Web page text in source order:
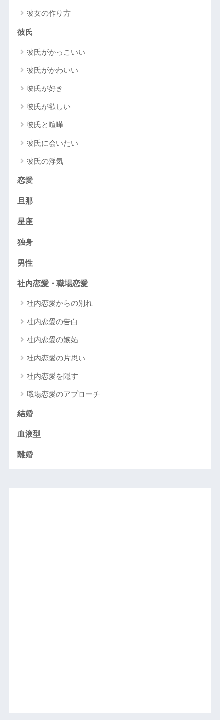
彼女の作り方
彼氏
彼氏がかっこいい
彼氏がかわいい
彼氏が好き
彼氏が欲しい
彼氏と喧嘩
彼氏に会いたい
彼氏の浮気
恋愛
旦那
星座
独身
男性
社内恋愛・職場恋愛
社内恋愛からの別れ
社内恋愛の告白
社内恋愛の嫉妬
社内恋愛の片思い
社内恋愛を隠す
職場恋愛のアプローチ
結婚
血液型
離婚